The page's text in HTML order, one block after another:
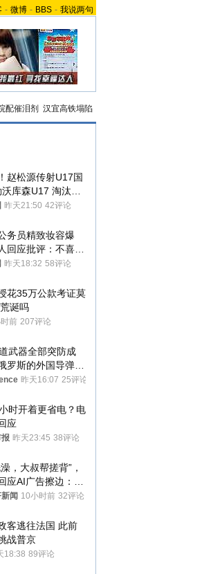
- 微博 - BBS - 我说两句
配催泪剂 汉宜高铁塌陷
赵松源传射U17国
库森U17 淘汰赛
昨天21:50 42评论
务员精致妆容爆
回应批评：不喜欢
昨天18:32 58评论
花35万公款考证莫
诞吗
前 207评论
武器全部突防成
罗斯的外国导弹发
合法打击目标
昨天16:07 25评论
时开着更省电？电
应
昨天23:45 38评论
，大叔帮搓背”，
应AI广告擦边：视
，已强化内容管理
闻 10小时前 32评论
客逃往法国 此前
战普京
18:38 89评论